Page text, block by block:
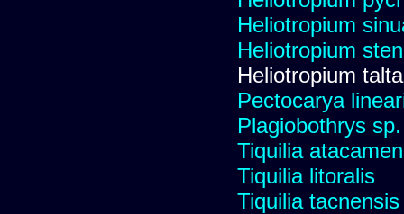
Heliotropium
Heliotropium
Heliotropium
Pectocarya
Plagiobothrys
Tiquilia
Tiquilia litoralis
Tiquilia tacnensis